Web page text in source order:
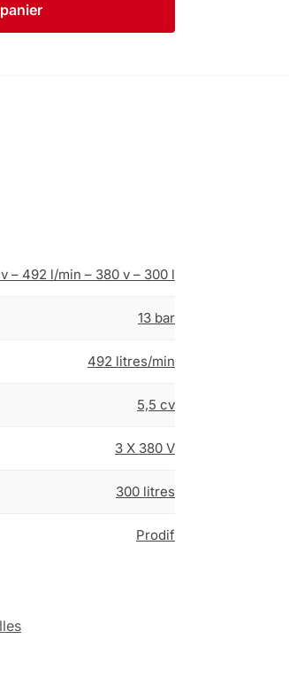
– 492 l/min – 380 v – 300 l
13 bar
492 litres/min
5,5 cv
3 X 380 V
300 litres
Prodif